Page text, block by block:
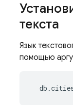
текста
Язык
помощью